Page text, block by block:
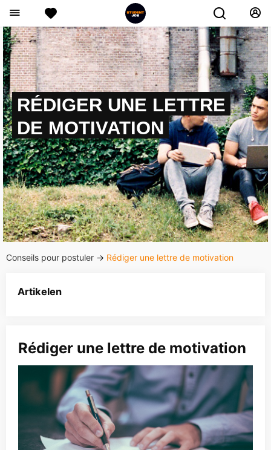
RÉDIGER UNE LETTRE
DE MOTIVATION
Conseils pour postuler → Rédiger une lettre de motivation
Artikelen
Rédiger une lettre de motivation